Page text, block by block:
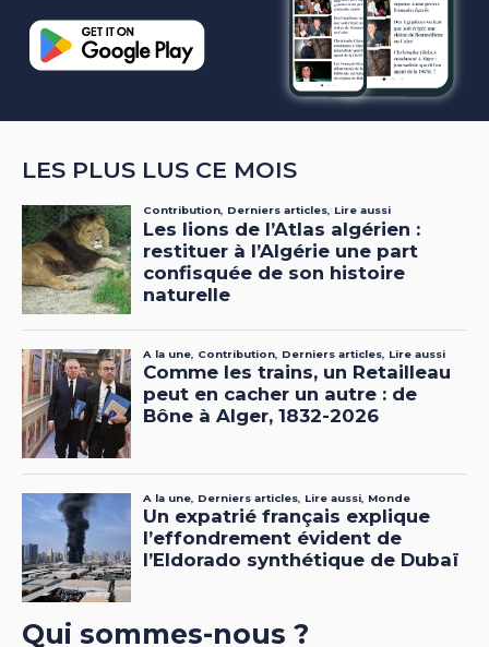
LES PLUS LUS CE MOIS
Qui sommes-nous ?